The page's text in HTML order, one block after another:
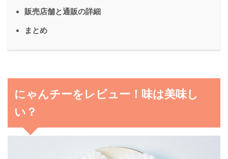
販売店舗と通販の詳細
まとめ
にゃんチーをレビュー！味は美味し
い？